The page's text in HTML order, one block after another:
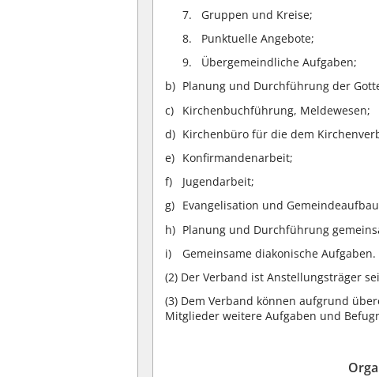
Gruppen und Kreise;
Punktuelle Angebote;
Übergemeindliche Aufgaben;
Planung und Durchführung der
Kirchenbuchführung, Meldewesen;
Kirchenbüro für die dem
Konfirmandenarbeit;
Jugendarbeit;
Evangelisation und
Planung und Durchführung
Gemeinsame diakonische Aufgaben.
(2) Der Verband ist Anstellungsträger
(3) Dem Verband können aufgrund
Mitglieder weitere Aufgaben und